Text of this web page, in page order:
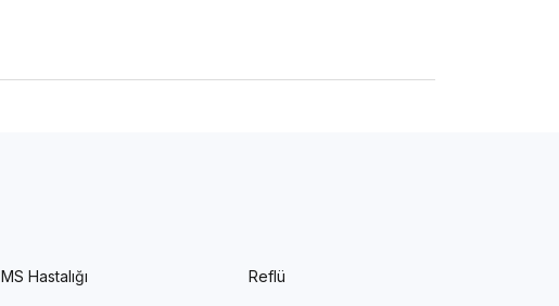
MS Hastalığı Reflü